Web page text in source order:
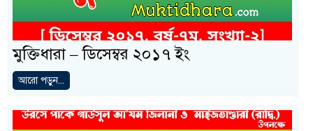
মুক্তিধারা – ডিসেম্বর ২০১৭ ইং
আরো পড়ুন...